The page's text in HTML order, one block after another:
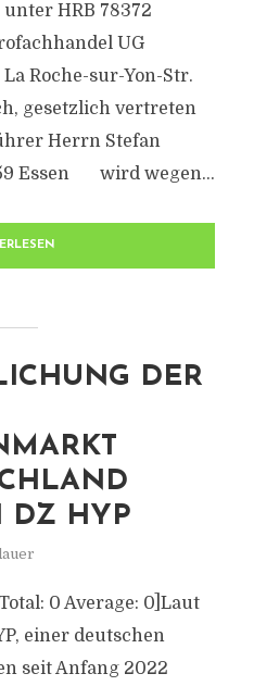
HRB 78372
UG
Roche-sur-Yon-Str.
gesetzlich vertreten
Herrn Stefan
Essen wird wegen...
DER
DZ HYP
0 Average: 0]Laut
einer deutschen
seit Anfang 2022